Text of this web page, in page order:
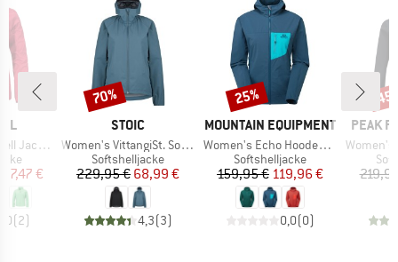
Mirusha
Preis
97,47 €
(2)
MARKE
STOIC
Artikel
Women's VittangiSt. Softshell Jacket
Produktgruppe
Softshelljacke
Preis
229,95 €reduzierter Preis
68,99 €
4,3(3)
Rabatt
70%
MARKE
MOUNTAIN EQUIPMENT
Artikel
Women's Echo Hooded Jacket
Produktgruppe
Softshelljacke
Preis
159,95 €reduzierter Preis
119,96 €
0,0(0)
Rabatt
25%
MARKE
PEAK
Artikel
Women's